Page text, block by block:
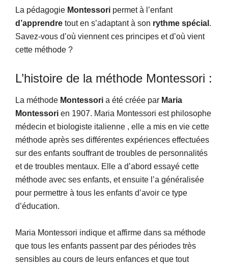
La pédagogie Montessori permet à l’enfant
d’apprendre tout en s’adaptant à son rythme spécial .
Savez-vous d’où viennent ces principes et d’où vient
cette méthode ?
L’histoire de la méthode Montessori :
La méthode Montessori a été créée par Maria
Montessori en 1907. Maria Montessori est philosophe
médecin et biologiste italienne , elle a mis en vie cette
méthode après ses différentes expériences effectuées
sur des enfants souffrant de troubles de personnalités
et de troubles mentaux. Elle a d’abord essayé cette
méthode avec ses enfants, et ensuite l’a généralisée
pour permettre à tous les enfants d’avoir ce type
d’éducation.
Maria Montessori indique et affirme dans sa méthode
que tous les enfants passent par des périodes très
sensibles au cours de leurs enfances et que tout